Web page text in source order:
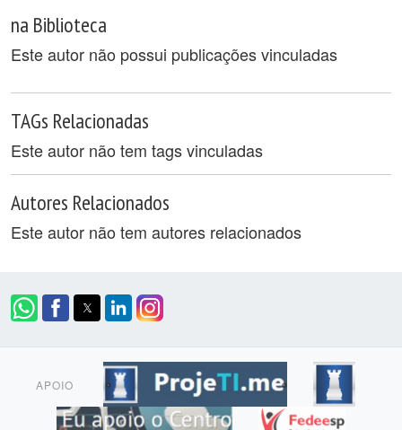
na Biblioteca
Este autor não possui publicações vinculadas
TAGs Relacionadas
Este autor não tem tags vinculadas
Autores Relacionados
Este autor não tem autores relacionados
APOIO